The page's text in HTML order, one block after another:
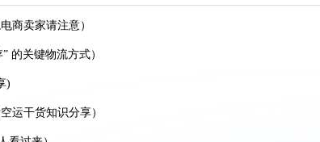
）
享）
享）
商卖家请注意）
的关键物流方式）
)
运干货知识分享）